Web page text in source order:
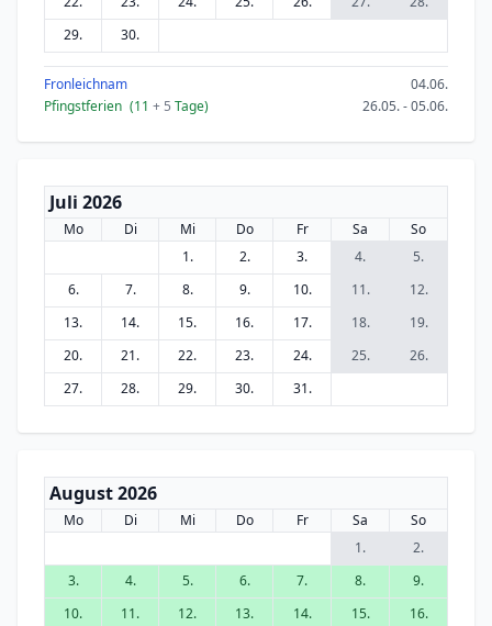
29.
30.
Fronleichnam
04.06.
Pfingstferien (11 + 5 Tage) 26.05. - 05.06.
Juli 2026
Mo Di Mi Do Fr Sa
So
1.
2. 3. 4.
5.
6.
7. 8. 9. 10. 11.
12.
13.
14. 15. 16. 17. 18.
19.
20.
21. 22. 23. 24. 25.
26.
27.
28. 29. 30. 31.
August 2026
Mo Di Mi Do Fr Sa
So
1.
2.
3.
4. 5. 6. 7. 8.
9.
10.
11. 12. 13. 14. 15.
16.